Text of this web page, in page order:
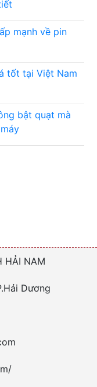
mạnh về pin
tốt tại Việt Nam
bật quạt mà
HẢI NAM
Dương